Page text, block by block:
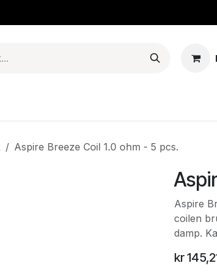
Aspire Breeze Coil 1.0 ohm - 5 pcs.
Aspire
coilen
damp.
kr